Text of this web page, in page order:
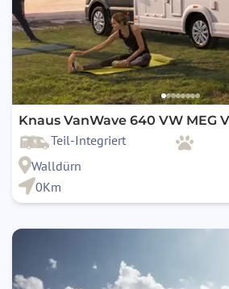
Knaus VanWave 640 VW MEG
Teil-Integriert
Walldürn
0Km